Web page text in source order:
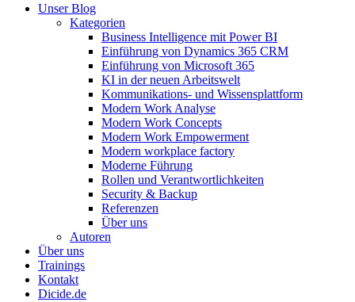
Close
Unser Blog
Kategorien
Business Intelligence mit Power BI
Einführung von Dynamics 365 CRM
Einführung von Microsoft 365
KI in der neuen Arbeitswelt
Kommunikations- und Wissensplattform
Modern Work Analyse
Modern Work Concepts
Modern Work Empowerment
Modern workplace factory
Moderne Führung
Rollen und Verantwortlichkeiten
Security & Backup
Referenzen
Über uns
Autoren
Über uns
Trainings
Kontakt
Dicide.de